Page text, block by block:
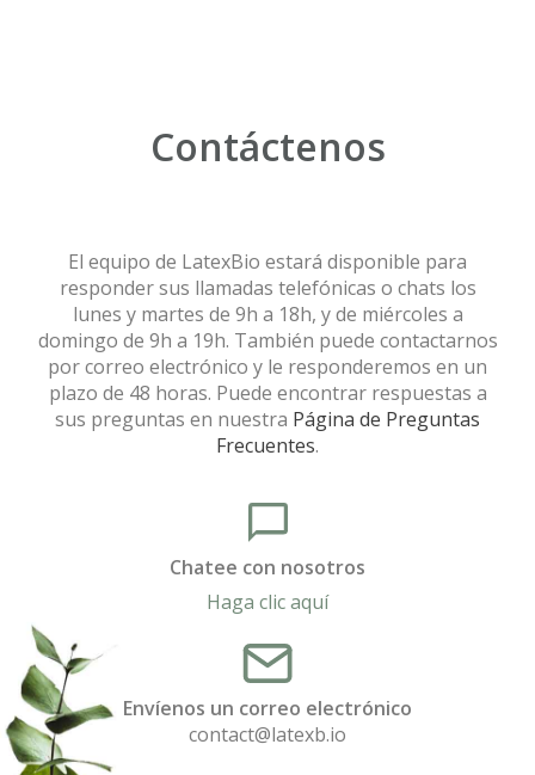
Contáctenos
El equipo de LatexBio estará disponible para
responder sus llamadas telefónicas o chats los
lunes y martes de 9h a 18h, y de miércoles a
domingo de 9h a 19h. También puede contactarnos
por correo electrónico y le responderemos en un
plazo de 48 horas. Puede encontrar respuestas a
sus preguntas en nuestra Página de Preguntas
Frecuentes.
Chatee con nosotros
Haga clic aquí
Envíenos un correo electrónico
contact@latexb.io